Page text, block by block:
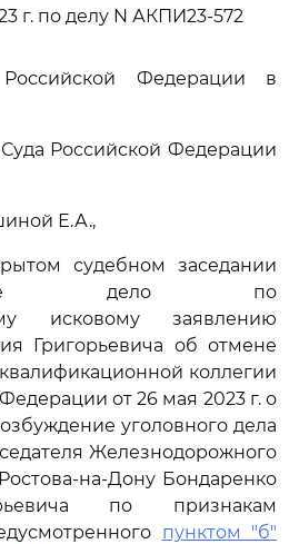
г. по делу N АКПИ23-572
Федерации в
Российской Федерации
Е.А.,
судебном заседании
дело по
исковому заявлению
Григорьевича об отмене
коллегии
от 26 мая 2023 г. о
уголовного дела
Железнодорожного
на-Дону Бондаренко
по признакам
пунктом "б"